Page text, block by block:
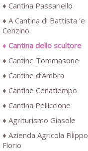
Cantina Passariello
A Cantina di Battista 'e
Cenzino
Cantina dello scultore
Cantine Tommasone
Cantine d’Ambra
Cantine Cenatiempo
Cantina Pelliccione
Agriturismo Giasole
Azienda Agricola Filippo
Florio